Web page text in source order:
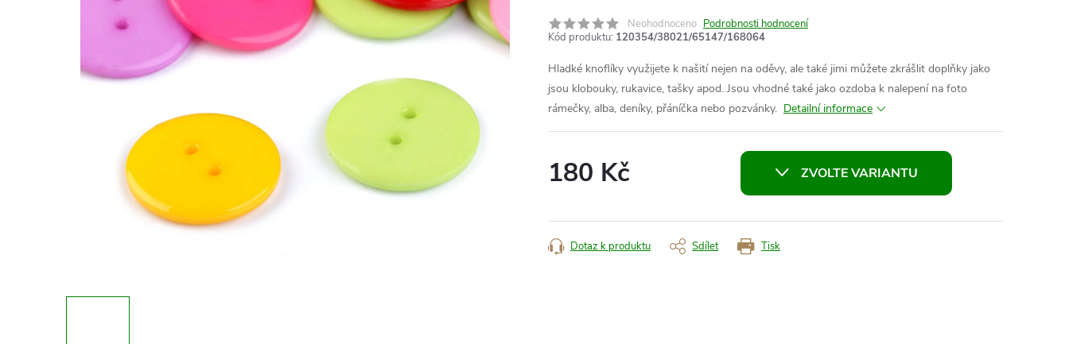
Neohodnoceno Podrobnosti hodnocení
Kód produktu: 120354/38021/65147/168064
Hladké knoflíky využijete k našití nejen na oděvy, ale také jimi můžete zkrášlit doplňky jako
jsou klobouky, rukavice, tašky apod. Jsou vhodné také jako ozdoba k nalepení na foto
rámečky, alba, deníky, přáníčka nebo pozvánky. Detailní informace
180 Kč ZVOLTE VARIANTU
Tisk
Dotaz k produktu Sdílet